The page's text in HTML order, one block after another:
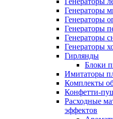
Генераторы
Генераторы
Генераторы
Генераторы
Генераторы
Гирлянды
Блоки
Имитаторы
Комплекты
Конфетти-
Расходные
эффектов